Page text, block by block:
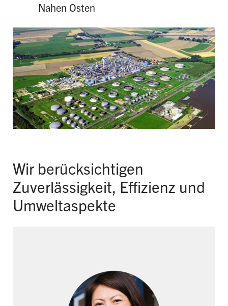
Nahen Osten
Wir berücksichtigen
Zuverlässigkeit, Effizienz und
Umweltaspekte